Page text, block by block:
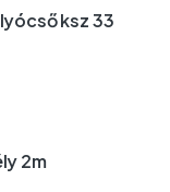
ksz 33
2m